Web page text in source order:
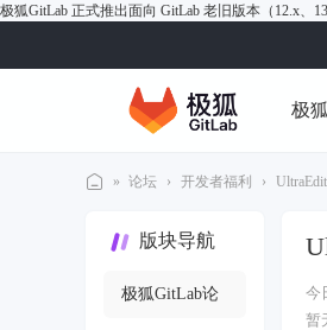
极狐GitLab 正式推出面向 GitLab 老旧版本（12.x、
极
» 论坛 › 开发者福利 ›
版块导航
极狐GitLab论 今
暂